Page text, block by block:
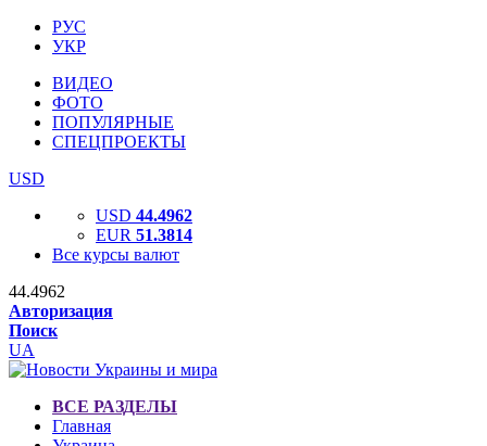
РУС
УКР
ВИДЕО
ФОТО
ПОПУЛЯРНЫЕ
СПЕЦПРОЕКТЫ
USD
USD 44.4962
EUR 51.3814
Все курсы валют
44.4962
Авторизация
Поиск
UA
ВСЕ РАЗДЕЛЫ
Главная